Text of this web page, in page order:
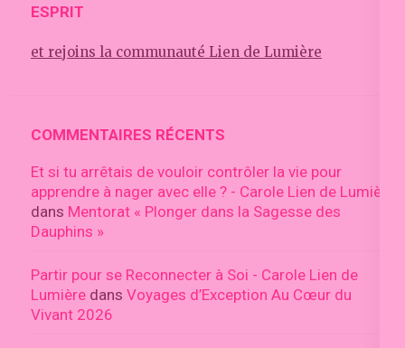
ESPRIT
et rejoins la communauté Lien de Lumière
COMMENTAIRES RÉCENTS
Et si tu arrêtais de vouloir contrôler la vie pour
apprendre à nager avec elle ? - Carole Lien de Lumière
dans Mentorat « Plonger dans la Sagesse des
Dauphins »
Partir pour se Reconnecter à Soi - Carole Lien de
Lumière dans Voyages d’Exception Au Cœur du
Vivant 2026